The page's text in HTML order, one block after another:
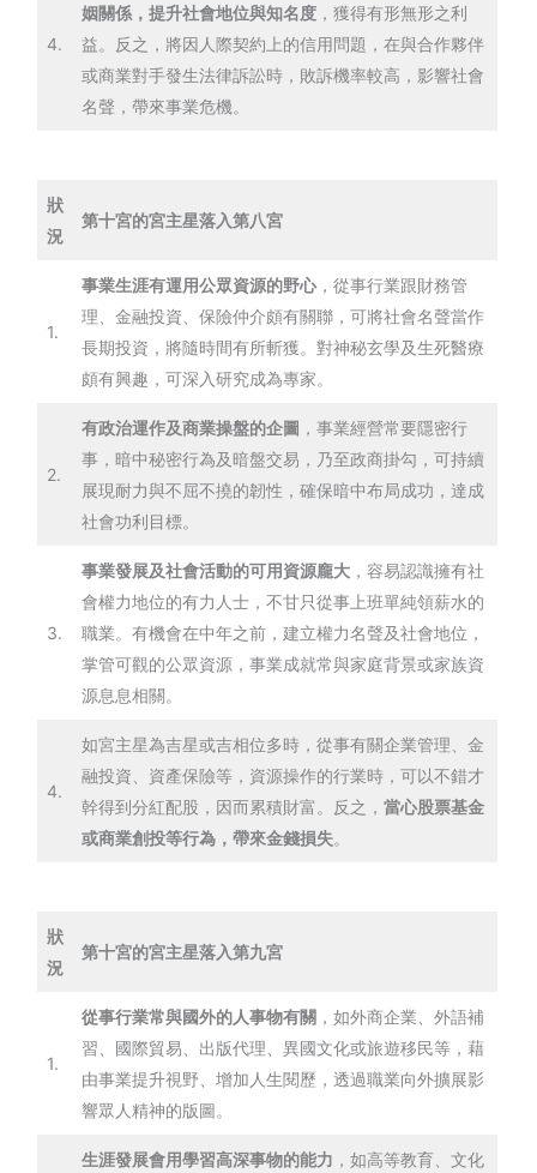
4.
姻關係，提升社會地位與知名度 ，獲得有形無形之利
益。反之，將因人際契約上的信用問題，在與合作夥伴
或商業對手發生法律訴訟時，敗訴機率較高，影響社會
名聲，帶來事業危機。
狀
況
第十宮的宮主星落入第八宮
1.
事業生涯有運用公眾資源的野心，從事行業跟財務管
理、金融投資、保險仲介頗有關聯，可將社會名聲當作
長期投資，將隨時間有所斬獲。對神秘玄學及生死醫療
頗有興趣，可深入研究成為專家。
2.
有政治運作及商業操盤的企圖 ，事業經營常要隱密行
事，暗中秘密行為及暗盤交易，乃至政商掛勾，可持續
展現耐力與不屈不撓的韌性，確保暗中布局成功，達成
社會功利目標。
3.
事業發展及社會活動的可用資源龐大 ，容易認識擁有社
會權力地位的有力人士，不甘只從事上班單純領薪水的
職業。有機會在中年之前，建立權力名聲及社會地位，
掌管可觀的公眾資源，事業成就常與家庭背景或家族資
源息息相關。
4.
如宮主星為吉星或吉相位多時，從事有關企業管理、金
融投資、資產保險等，資源操作的行業時，可以不錯才
幹得到分紅配股，因而累積財富。反之，當心股票基金
或商業創投等行為，帶來金錢損失。
狀
況
第十宮的宮主星落入第九宮
1.
從事行業常與國外的人事物有關 ，如外商企業、外語補
習、國際貿易、出版代理、異國文化或旅遊移民等，藉
由事業提升視野、增加人生閱歷，透過職業向外擴展影
響眾人精神的版圖。
生涯發展會用學習高深事物的能力 ，如高等教育、文化